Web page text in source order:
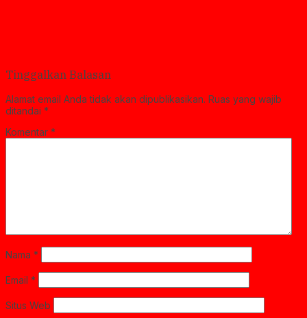
Tinggalkan Balasan
Alamat email Anda tidak akan dipublikasikan. Ruas yang wajib
ditandai *
Komentar *
Nama *
Email *
Situs Web